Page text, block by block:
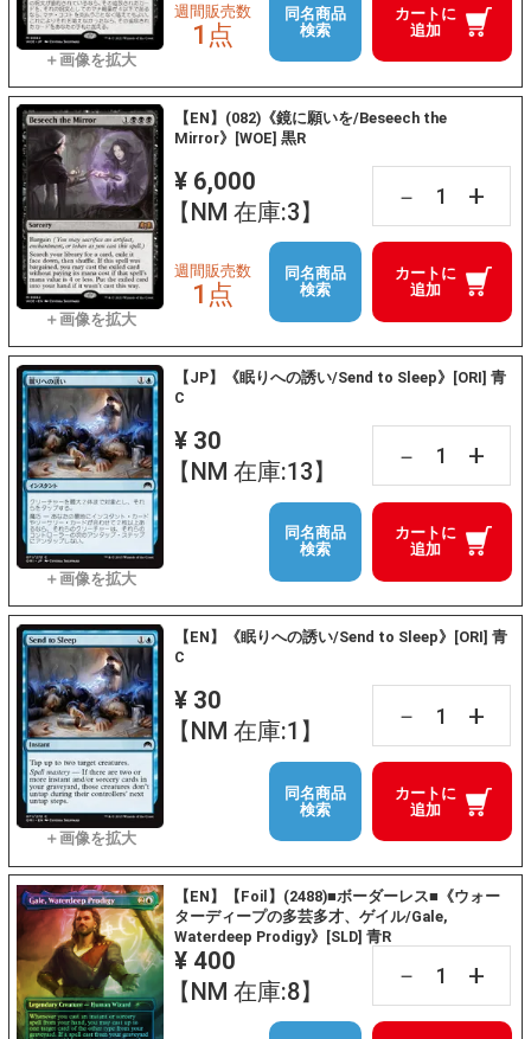
カートに
追加
週間販売数
1点
同名商品
検索
【EN】(082)《鏡に願いを/Beseech the
Mirror》[WOE] 黒R
¥ 6,000
【NM 在庫:3】
－ +
カートに
追加
週間販売数
1点
同名商品
検索
【JP】《眠りへの誘い/Send to Sleep》[ORI] 青
C
¥ 30
【NM 在庫:13】
－ +
カートに
追加
同名商品
検索
【EN】《眠りへの誘い/Send to Sleep》[ORI] 青
C
¥ 30
【NM 在庫:1】
－ +
カートに
追加
同名商品
検索
【EN】【Foil】(2488)■ボーダーレス■《ウォー
ターディープの多芸多才、ゲイル/Gale,
Waterdeep Prodigy》[SLD] 青R
¥ 400
【NM 在庫:8】
－ +